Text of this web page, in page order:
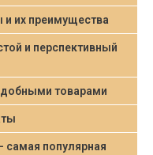
их преимущества
и перспективный
товарами
самая популярная